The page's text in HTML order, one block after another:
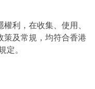
利，在收集、使用、
策及常規，均符合香港
定。